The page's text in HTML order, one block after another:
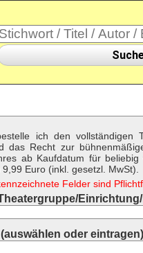
ich den vollständigen
das Recht zur
ab Kaufdatum für beliebig
9,99 Euro (inkl. gesetzl. MwSt).
Felder sind
oder eintragen)